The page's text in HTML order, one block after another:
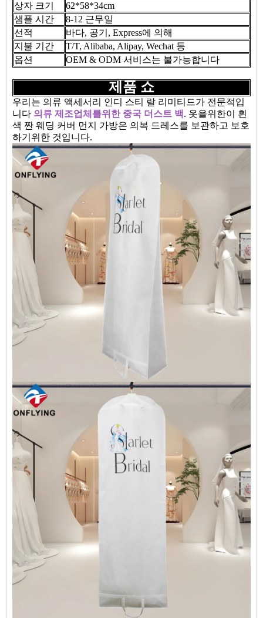
상자 크기
62*58*34cm
샘플 시간
8-12 근무일
선적
바다, 공기, Express에 의해
지불 기간
T/T, Alibaba, Alipay, Wechat 등
옵션
OEM & ODM 서비스는 불가능합니다
제품 쇼
우리는 의류 액세서리 인디 스티 랄 리미티드가 전문적입
니다 의류 제조업체를위한 중국 더스트 ​​백. 옷을위한이 흰
색 짠 웨딩 커버 먼지 가방은 의복 드레스를 보관하고 보호
하기위한 것입니다.